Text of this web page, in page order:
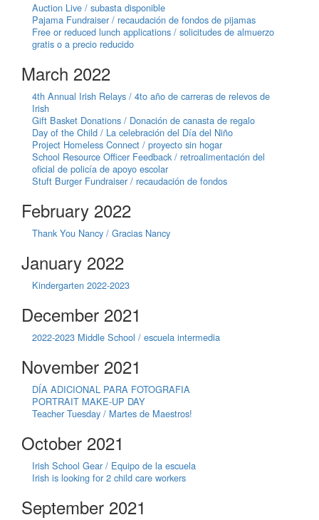
Auction Live / subasta disponible
Pajama Fundraiser / recaudación de fondos de pijamas
Free or reduced lunch applications / solicitudes de almuerzo
gratis o a precio reducido
March 2022
4th Annual Irish Relays / 4to año de carreras de relevos de
Irish
Gift Basket Donations / Donación de canasta de regalo
Day of the Child / La celebración del Día del Niño
Project Homeless Connect / proyecto sin hogar
School Resource Officer Feedback / retroalimentación del
oficial de policía de apoyo escolar
Stuft Burger Fundraiser / recaudación de fondos
February 2022
Thank You Nancy / Gracias Nancy
January 2022
Kindergarten 2022-2023
December 2021
2022-2023 Middle School / escuela intermedia
November 2021
DÍA ADICIONAL PARA FOTOGRAFIA
PORTRAIT MAKE-UP DAY
Teacher Tuesday / Martes de Maestros!
October 2021
Irish School Gear / Equipo de la escuela
Irish is looking for 2 child care workers
September 2021